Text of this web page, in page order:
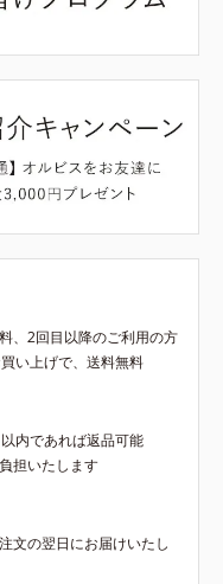
、2回目以降のご利用の方
い上げで、送料無料
内であれば返品可能
担いたします
文の翌日にお届けいたし